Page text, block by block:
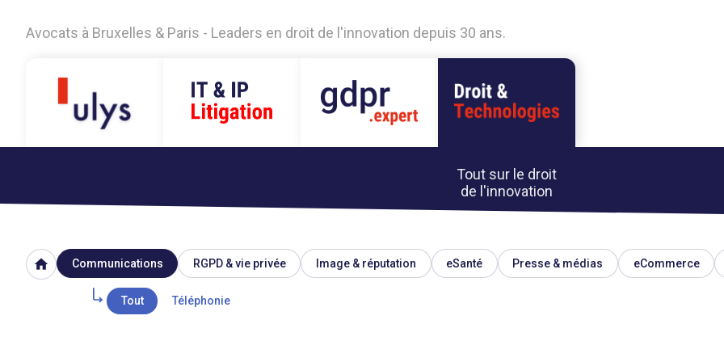
Avocats à Bruxelles & Paris - Leaders en droit de l'innovation depuis 30 ans.
Tout sur le droit
de l'innovation
home Communications RGPD & vie privée Image & réputation eSanté Presse & médias eCommerce
Tout Téléphonie